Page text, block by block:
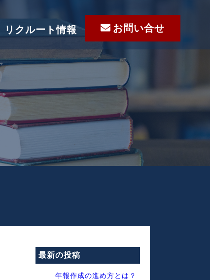
リクルート情報 お問い合せ
最新の投稿
年報作成の進め方とは？